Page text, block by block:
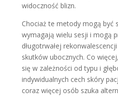
widoczność blizn.
Chociaż te metody mogą być
wymagają wielu sesji i mogą
długotrwałej
skutków ubocznych. Co
się w zależności od typu i
indywidualnych cech skóry
coraz więcej osób szuka